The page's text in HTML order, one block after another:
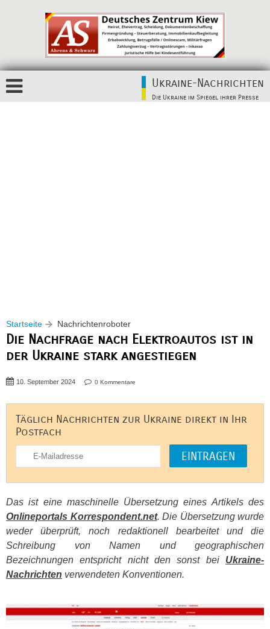
Ukraine-Nachrichten
Die Ukraine im Spiegel ihrer Presse
Startseite Nachrichtenroboter
Die Nachfrage nach Elektroautos ist in
der Ukraine stark angestiegen
10. September 2024 0 Kommentare
Täglich Nachrichten zur Ukraine direkt in Ihr
Postfach
Das ist eine maschinelle Übersetzung eines Artikels des
Onlineportals Korrespondent.net. Die Übersetzung wurde
weder überprüft, noch redaktionell bearbeitet und die
Schreibung von Namen und geographischen
Bezeichnungen entspricht nicht den sonst bei Ukraine-
Nachrichten verwendeten Konventionen.